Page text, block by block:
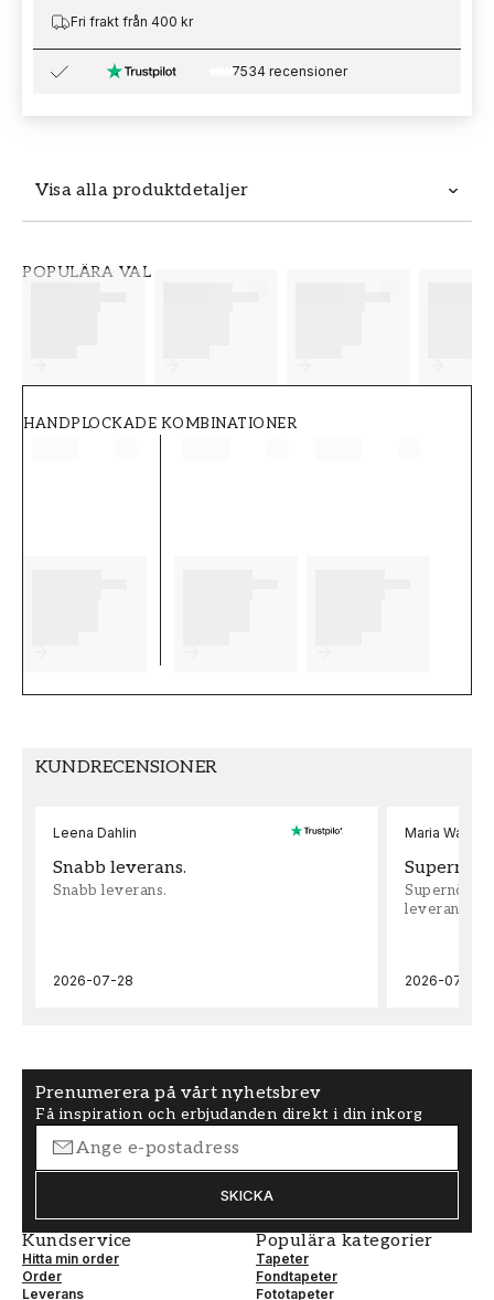
Visa alla produktdetaljer
POPULÄRA VAL
HANDPLOCKADE KOMBINATIONER
Fri frakt från 400 kr
7534 recensioner
KUNDRECENSIONER
Leena Dahlin
Snabb leverans.
Snabb leverans.
2026-07-28
Maria
leveran,
2026-07-22
Prenumerera på vårt nyhetsbrev
Få inspiration och erbjudanden direkt i din inkorg
SKICKA
Kundservice
Hitta min order
Order
Leverans
Populära kategorier
Tapeter
Fondtapeter
Fototapeter